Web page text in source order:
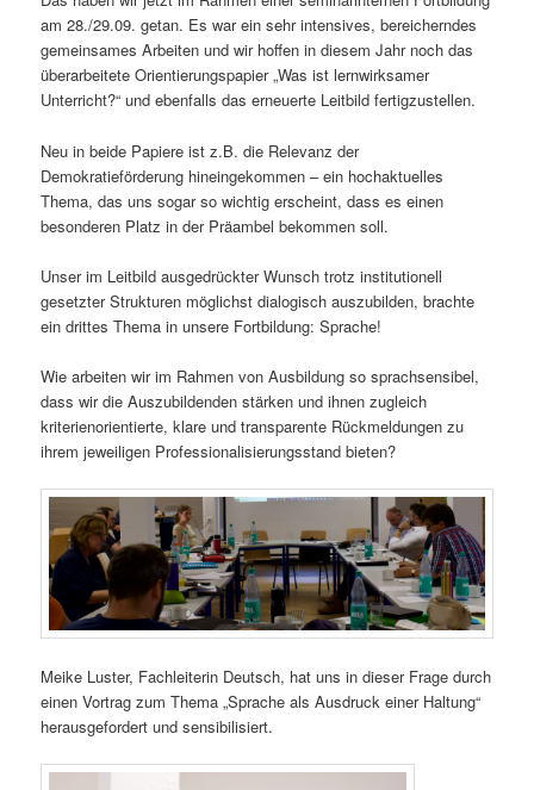
am 28./29.09. getan. Es war ein sehr intensives, bereicherndes
gemeinsames Arbeiten und wir hoffen in diesem Jahr noch das
überarbeitete Orientierungspapier „Was ist lernwirksamer
Unterricht?“ und ebenfalls das erneuerte Leitbild fertigzustellen.
Neu in beide Papiere ist z.B. die Relevanz der
Demokratieförderung hineingekommen – ein hochaktuelles
Thema, das uns sogar so wichtig erscheint, dass es einen
besonderen Platz in der Präambel bekommen soll.
Unser im Leitbild ausgedrückter Wunsch trotz institutionell
gesetzter Strukturen möglichst dialogisch auszubilden, brachte
ein drittes Thema in unsere Fortbildung: Sprache!
Wie arbeiten wir im Rahmen von Ausbildung so sprachsensibel,
dass wir die Auszubildenden stärken und ihnen zugleich
kriterienorientierte, klare und transparente Rückmeldungen zu
ihrem jeweiligen Professionalisierungsstand bieten?
Meike Luster, Fachleiterin Deutsch, hat uns in dieser Frage durch
einen Vortrag zum Thema „Sprache als Ausdruck einer Haltung“
herausgefordert und sensibilisiert.